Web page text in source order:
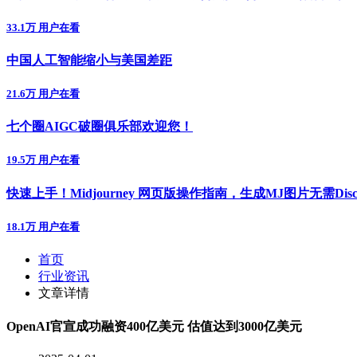
33.1万 用户在看
中国人工智能缩小与美国差距
21.6万 用户在看
七个圈AIGC破圈俱乐部欢迎您！
19.5万 用户在看
快速上手！Midjourney 网页版操作指南，生成MJ图片无需
18.1万 用户在看
首页
行业资讯
文章详情
​OpenAI官宣成功融资400亿美元 估值达到3000亿美元